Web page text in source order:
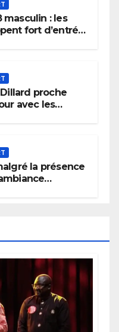
masculin : les
fort d’entrée
proche
avec les
la présence